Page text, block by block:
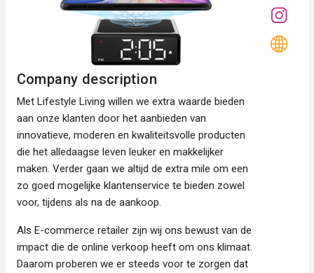
Company description
Met Lifestyle Living willen we extra waarde bieden
aan onze klanten door het aanbieden van
innovatieve, moderen en kwaliteitsvolle producten
die het alledaagse leven leuker en makkelijker
maken. Verder gaan we altijd de extra mile om een
zo goed mogelijke klantenservice te bieden zowel
voor, tijdens als na de aankoop.
Als E-commerce retailer zijn wij ons bewust van de
impact die de online verkoop heeft om ons klimaat.
Daarom proberen we er steeds voor te zorgen dat